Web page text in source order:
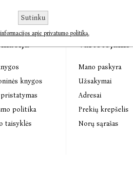
knygos
politika
taisyklės
Vartotojams
Mano paskyra
Užsakymai
Adresai
Prekių krepšelis
Norų sąrašas
Sutinku
apie privatumo politiką.